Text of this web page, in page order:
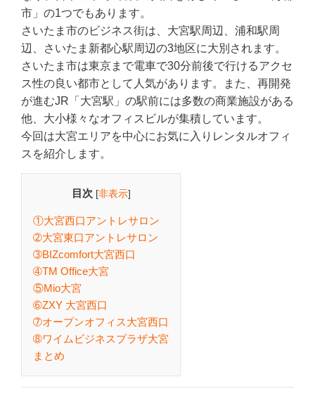
市」の1つでもあります。
さいたま市のビジネス街は、大宮駅周辺、浦和駅周
辺、さいたま新都心駅周辺の3地区に大別されます。
さいたま市は東京まで電車で30分前後で行けるアクセ
ス性の良い都市として人気があります。また、再開発
が進むJR「大宮駅」の駅前には多数の商業施設がある
他、大小様々なオフィスビルが集積しています。
今回は大宮エリアを中心にお気に入りレンタルオフィ
スを紹介します。
目次 [非表示]
①大宮西口アントレサロン
➁大宮東口アントレサロン
➂BIZcomfort大宮西口
➃TM Office大宮
⑤Mio大宮
➅ZXY 大宮西口
➆オープンオフィス大宮西口
➇ワイムビジネスプラザ大宮
まとめ